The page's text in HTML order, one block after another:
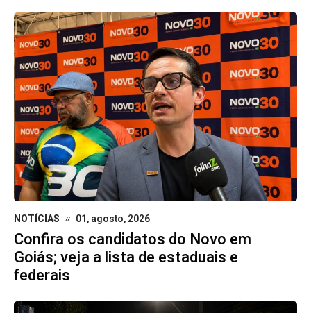
NOTÍCIAS 01, agosto, 2026
Confira os candidatos do Novo em
Goiás; veja a lista de estaduais e
federais